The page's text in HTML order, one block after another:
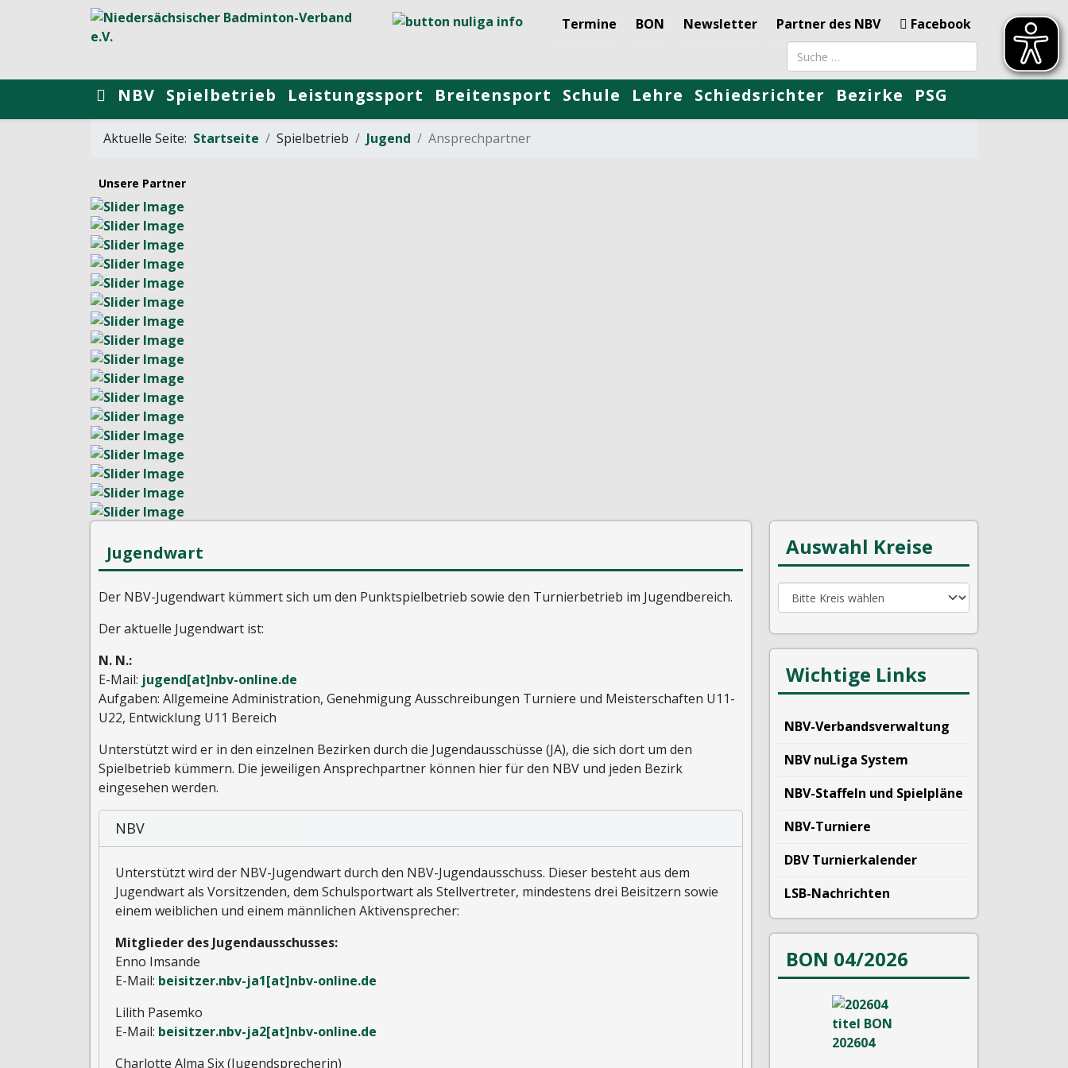
Termine BON Newsletter Partner des NBV
Facebook
Suchbegriff
NBV Spielbetrieb Leistungssport Breitensport Schule Lehre Schiedsrichter Bezirke PSG
Aktuelle Seite: Startseite Spielbetrieb Jugend Ansprechpartner
Unsere Partner
Jugendwart
Der NBV-Jugendwart kümmert sich um den Punktspielbetrieb sowie den Turnierbetrieb im Jugendbereich.
Der aktuelle Jugendwart ist:
N. N.:
E-Mail: jugend[at]nbv-online.de
Aufgaben: Allgemeine Administration, Genehmigung Ausschreibungen Turniere und Meisterschaften U11-
U22, Entwicklung U11 Bereich
Unterstützt wird er in den einzelnen Bezirken durch die Jugendausschüsse (JA), die sich dort um den
Spielbetrieb kümmern. Die jeweiligen Ansprechpartner können hier für den NBV und jeden Bezirk
eingesehen werden.
NBV
Unterstützt wird der NBV-Jugendwart durch den NBV-Jugendausschuss. Dieser besteht aus dem
Jugendwart als Vorsitzenden, dem Schulsportwart als Stellvertreter, mindestens drei Beisitzern sowie
einem weiblichen und einem männlichen Aktivensprecher:
Mitglieder des Jugendausschusses:
Enno Imsande
E-Mail: beisitzer.nbv-ja1[at]nbv-online.de
Lilith Pasemko
E-Mail: beisitzer.nbv-ja2[at]nbv-online.de
Charlotte Alma Six (Jugendsprecherin)
Auswahl Kreise
Wichtige Links
NBV-Verbandsverwaltung
NBV nuLiga System
NBV-Staffeln und Spielpläne
NBV-Turniere
DBV Turnierkalender
LSB-Nachrichten
BON 04/2026